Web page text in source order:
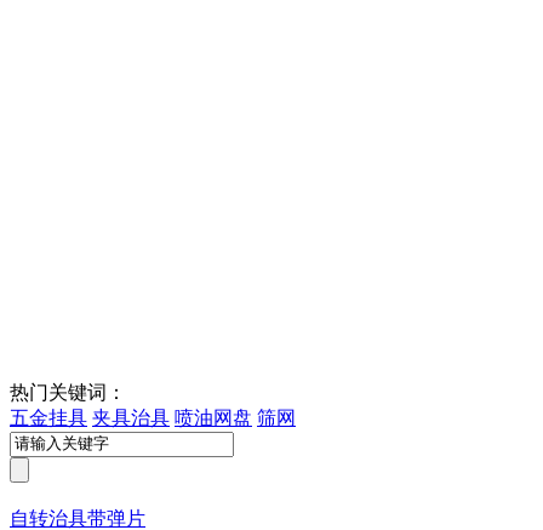
热门关键词：
五金挂具 夹具治具 喷油网盘 筛网
自转治具带弹片